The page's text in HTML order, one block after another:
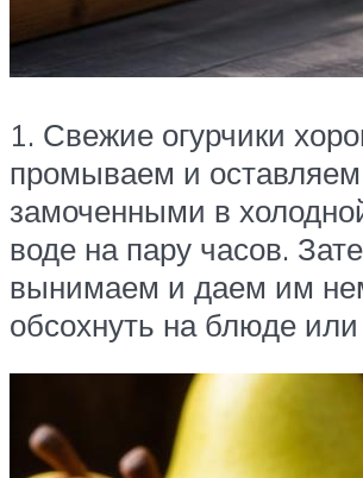
1. Свежие огурчики
промываем и
замоченными в
воде на пару часов.
вынимаем и даем им
обсохнуть на блюде или